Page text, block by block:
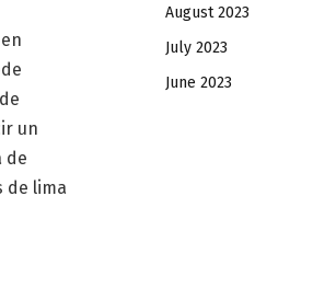
un
de
de lima
August 2023
July 2023
June 2023